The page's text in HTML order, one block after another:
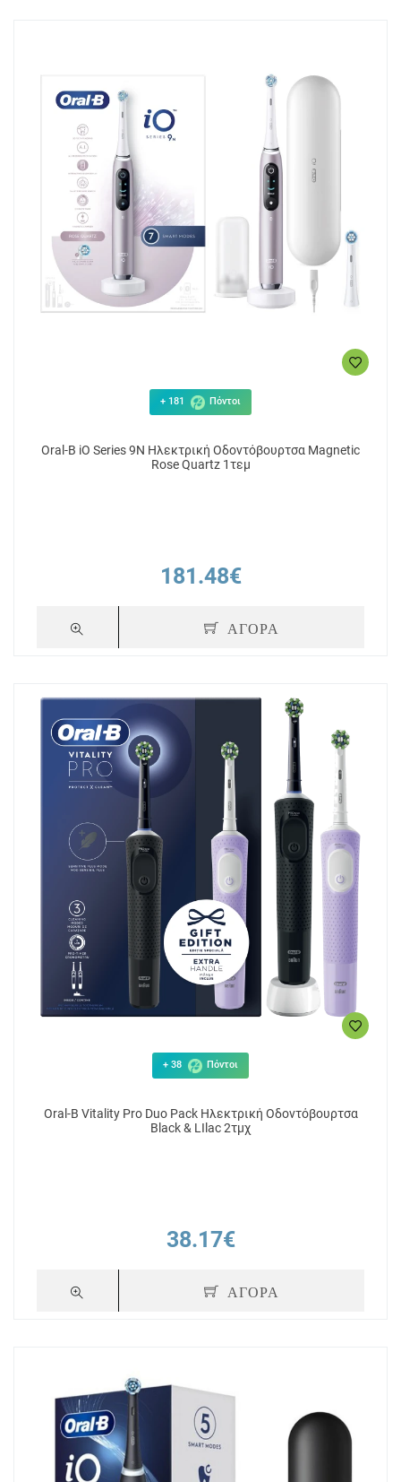
+ 181 Πόντοι
Oral-B iO Series 9N Hλεκτρική Οδοντόβουρτσα Magnetic
Rose Quartz 1τεμ
181.48€
ΑΓΟΡΑ
+ 38 Πόντοι
Oral-B Vitality Pro Duo Pack Ηλεκτρική Οδοντόβουρτσα
Black & LIlac 2τμχ
38.17€
ΑΓΟΡΑ